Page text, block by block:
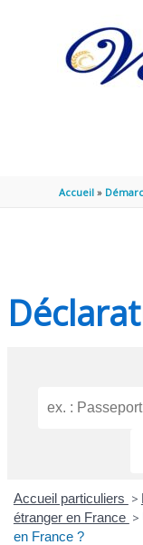
Accueil
Accueil particuliers >
étranger en France >
en France ?